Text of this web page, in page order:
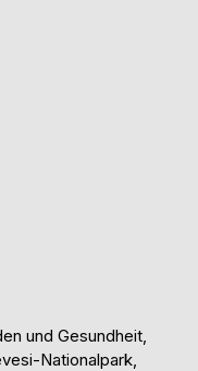
und Gesundheit,
Nationalpark,